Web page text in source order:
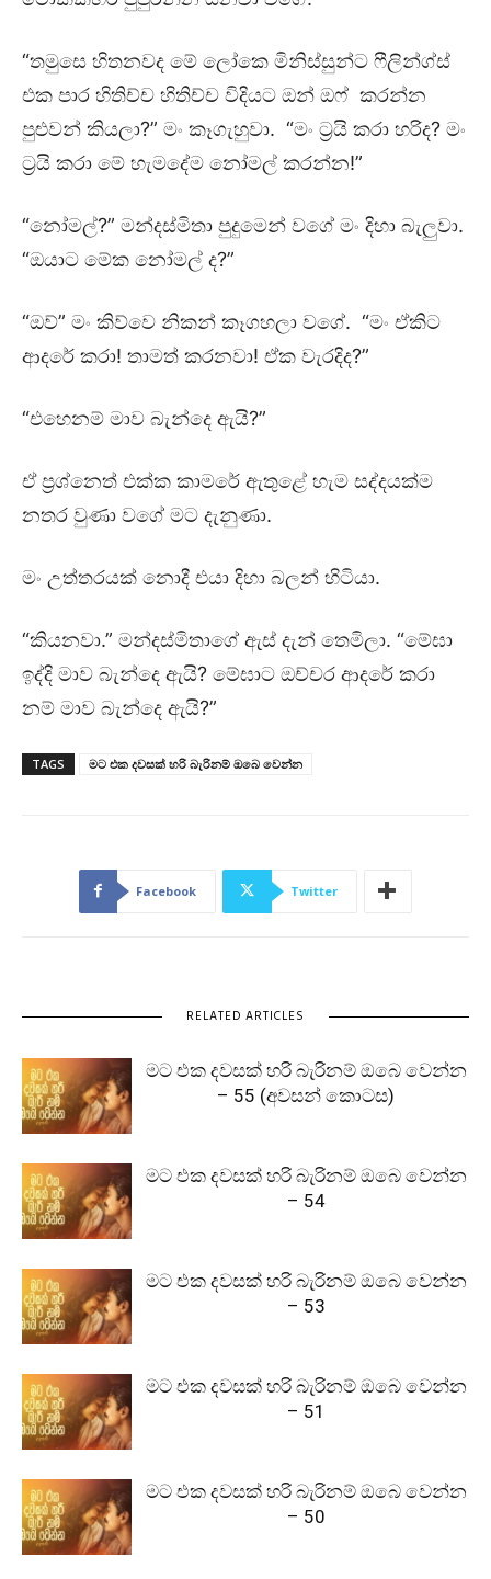
“තමුසෙ හිතනවද මේ ලෝකෙ මිනිස්සුන්ට ෆීලින්ග්ස්
එක පාර හිතිච්ච හිතිච්ච විදියට ඔන් ඔෆ් කරන්න
පුළුවන් කියලා?” මං කෑගැහුවා. “මං ට්‍රයි කරා හරිද? මං
ට්‍රයි කරා මේ හැමදේම නෝමල් කරන්න!”
“නෝමල්?” මන්දස්මිතා පුදුමෙන් වගේ මං දිහා බැලුවා.
“ඔයාට මේක නෝමල් ද?”
“ඔව්” මං කිව්වෙ නිකන් කෑගහලා වගේ. “මං ඒකිට
ආදරේ කරා! තාමත් කරනවා! ඒක වැරදිද?”
“එහෙනම් මාව බැන්දෙ ඇයි?”
ඒ ප්‍රශ්නෙත් එක්ක කාමරේ ඇතුළේ හැම සද්දයක්ම
නතර වුණා වගේ මට දැනුණා.
මං උත්තරයක් නොදී එයා දිහා බලන් හිටියා.
“කියනවා.” මන්දස්මිතාගේ ඇස් දැන් තෙමිලා. “මේඝා
ඉද්දි මාව බැන්දෙ ඇයි? මේඝාට ඔච්චර ආදරේ කරා
නම් මාව බැන්දෙ ඇයි?”
TAGS මට එක දවසක් හරි බැරිනම් ඔබෙ වෙන්න
Facebook Twitter
RELATED ARTICLES
මට එක දවසක් හරි බැරිනම් ඔබෙ වෙන්න
– 55 (අවසන් කොටස)
මට එක දවසක් හරි බැරිනම් ඔබෙ වෙන්න
– 54
මට එක දවසක් හරි බැරිනම් ඔබෙ වෙන්න
– 53
මට එක දවසක් හරි බැරිනම් ඔබෙ වෙන්න
– 51
මට එක දවසක් හරි බැරිනම් ඔබෙ වෙන්න
– 50